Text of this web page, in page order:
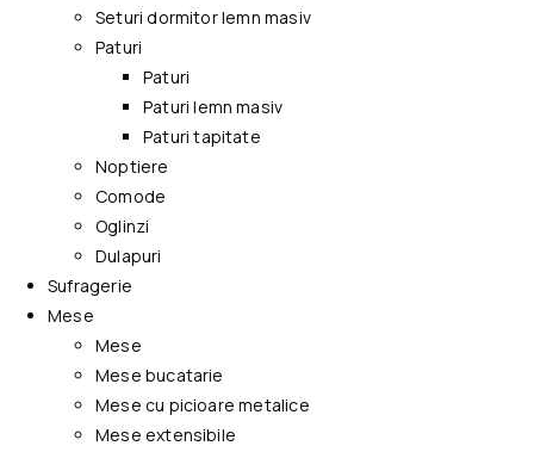
Seturi dormitor lemn masiv
Paturi
Paturi
Paturi lemn masiv
Paturi tapitate
Noptiere
Comode
Oglinzi
Dulapuri
Sufragerie
Mese
Mese
Mese bucatarie
Mese cu picioare metalice
Mese extensibile